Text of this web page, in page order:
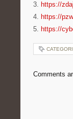
3. https://
4. https://
5. https://
Comments